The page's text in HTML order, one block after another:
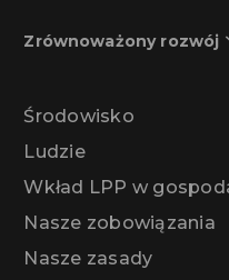
Zrównoważony rozwój
Środowisko
Ludzie
Wkład LPP w
Nasze zobowiązania
Nasze zasady